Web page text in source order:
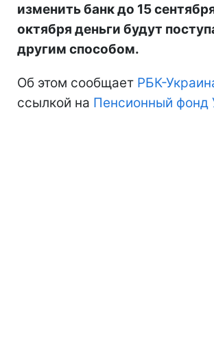
изменить банк до 15
октября деньги будут
другим способом.
Об этом сообщает РБК-
ссылкой на Пенсионный фонд